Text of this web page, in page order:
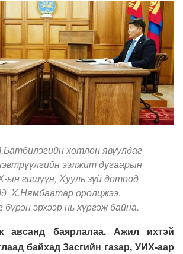
хөтлөн явуулдаг
ээлжит дугаарын
ын гишүүн, Хууль зүй дотоод
Х.Нямбаатар оролцжээ.
эрхээр нь хүргэж байна.
авсанд баярлалаа. Ажил ихтэй
байхад Засгийн газар, УИХ-аар